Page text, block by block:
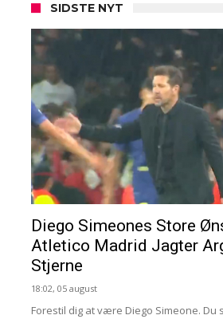
SIDSTE NYT
Diego Simeones Store
Atletico Madrid Jagter
Stjerne
18:02, 05 august
Forestil dig at være Diego Simeone. Du